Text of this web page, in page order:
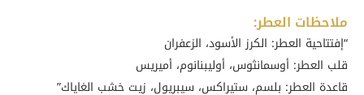
١٥٠٥
-
٢٠
مل
quantity
ملاحظات العطر:
“إفتتاحية العطر: الكرز الأسود، الزعفران
قلب العطر: أوسمانثوس، أوليبنانوم، أميريس
قاعدة العطر: بلسم، ستيراكس، سيبريول، زيت خشب الغاياك”